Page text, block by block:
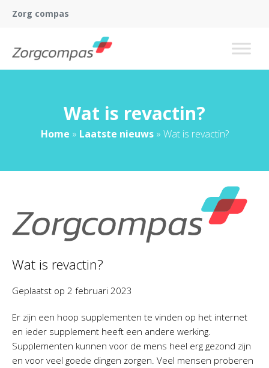
Zorg compas
Wat is revactin?
Home » Laatste nieuws» Wat is revactin?
Wat is revactin?
Geplaatst op 2 februari 2023
Er zijn een hoop supplementen te vinden op het internet
en ieder supplement heeft een andere werking.
Supplementen kunnen voor de mens heel erg gezond zijn
en voor veel goede dingen zorgen. Veel mensen proberen